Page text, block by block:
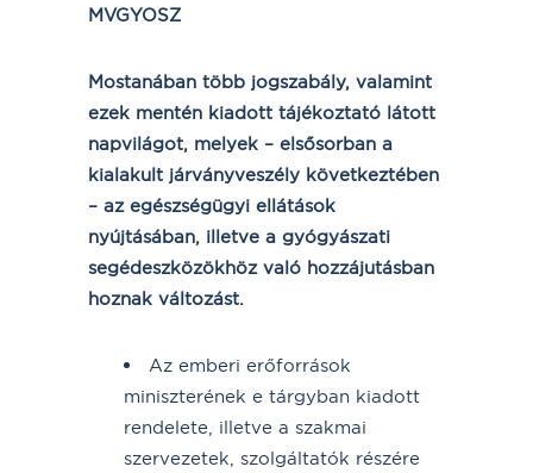
MVGYOSZ
Mostanában több jogszabály, valamint
ezek mentén kiadott tájékoztató látott
napvilágot, melyek – elsősorban a
kialakult járványveszély következtében
– az egészségügyi ellátások
nyújtásában, illetve a gyógyászati
segédeszközökhöz való hozzájutásban
hoznak változást.
Az emberi erőforrások
miniszterének e tárgyban kiadott
rendelete, illetve a szakmai
szervezetek, szolgáltatók részére